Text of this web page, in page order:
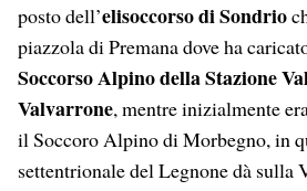
posto dell’elisoccorso di Sondrio
piazzola di Premana dove ha
Soccorso Alpino della Stazione
Valvarrone, mentre inizialmente
il Soccoro Alpino di Morbegno, in
settentrionale del Legnone dà sulla